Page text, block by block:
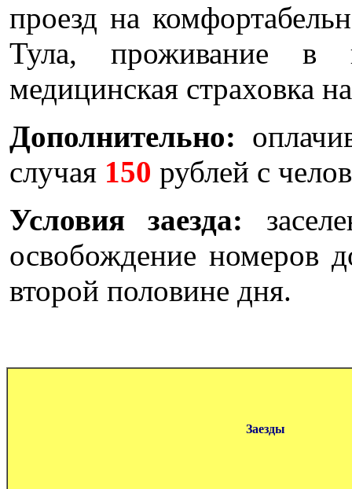
проезд на
Тула, проживание в
медицинская страховка
Дополнительно:
случая 150 рублей с
Условия заезда:
освобождение номеров
второй половине дня.
Заезды